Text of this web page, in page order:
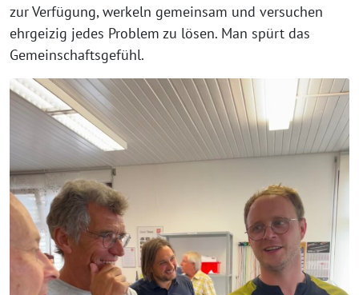
zur Verfügung, werkeln gemeinsam und versuchen
ehrgeizig jedes Problem zu lösen. Man spürt das
Gemeinschaftsgefühl.